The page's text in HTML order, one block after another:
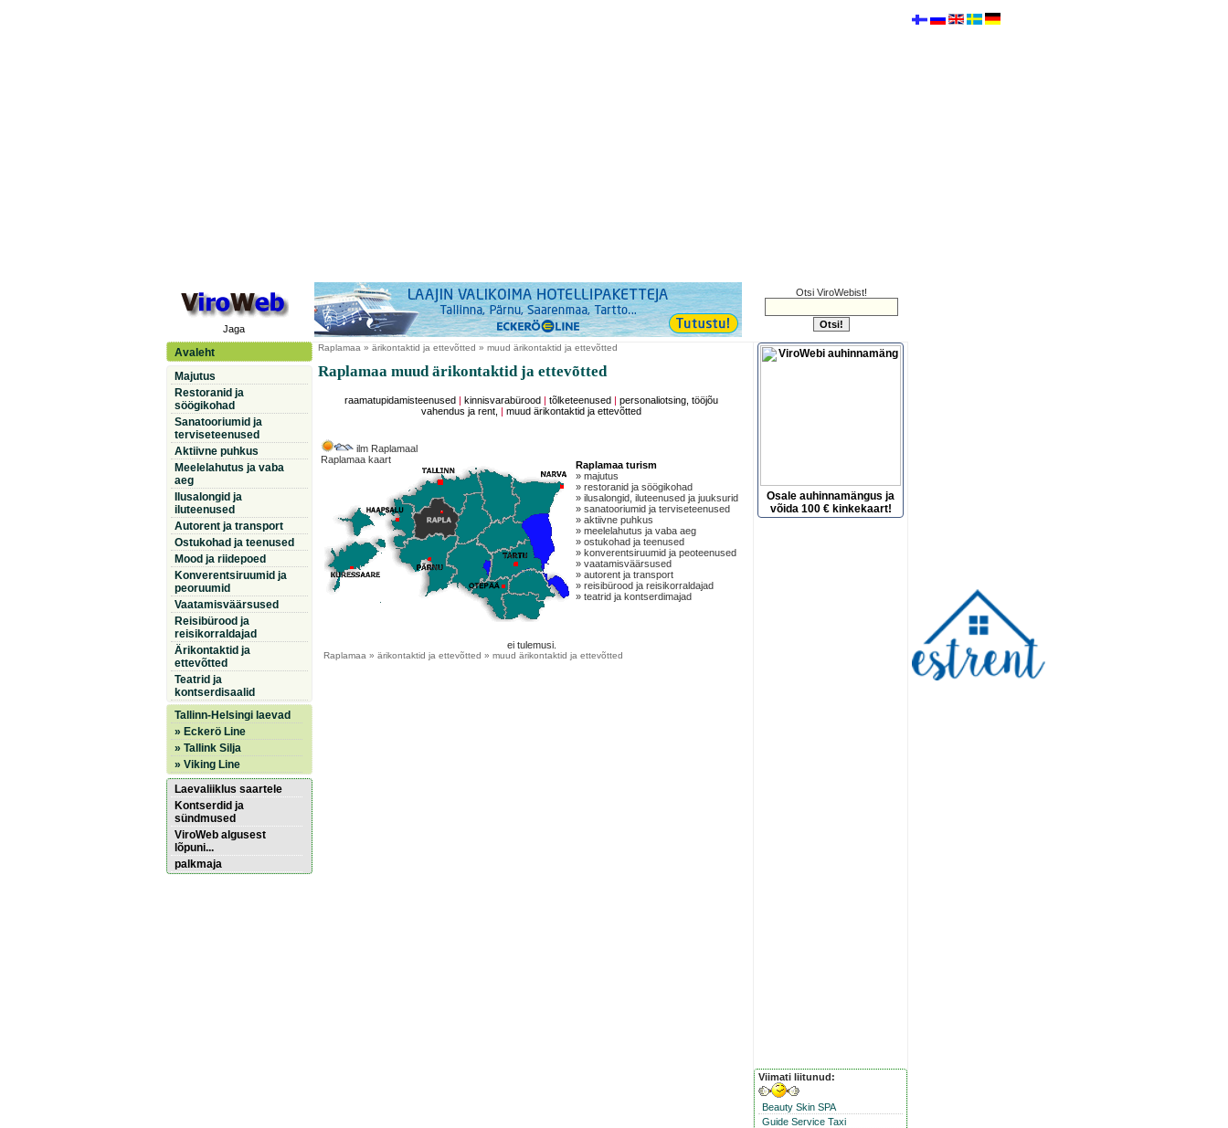
Jaga
Otsi ViroWebist!
Avaleht
Majutus
Restoranid ja
söögikohad
Sanatooriumid ja
terviseteenused
Aktiivne puhkus
Meelelahutus ja vaba
aeg
Ilusalongid ja
iluteenused
Autorent ja transport
Ostukohad ja teenused
Mood ja riidepoed
Konverentsiruumid ja
peoruumid
Vaatamisväärsused
Reisibürood ja
reisikorraldajad
Ärikontaktid ja
ettevõtted
Teatrid ja
kontserdisaalid
Tallinn-Helsingi laevad
» Eckerö Line
» Tallink Silja
» Viking Line
Laevaliiklus saartele
Kontserdid ja
sündmused
ViroWeb algusest
lõpuni...
palkmaja
Raplamaa » ärikontaktid ja ettevõtted » muud ärikontaktid ja ettevõtted
Raplamaa muud ärikontaktid ja ettevõtted
raamatupidamisteenused kinnisvarabürood |tõlketeenused |personaliotsing, tööjõu
vahendus ja rent,
|muud ärikontaktid ja ettevõtted
ilm Raplamaal
Raplamaa kaart
Raplamaa turism
» majutus
» restoranid ja söögikohad
» ilusalongid, iluteenused ja juuksurid
» sanatooriumid ja terviseteenused
» aktiivne puhkus
» meelelahutus ja vaba aeg
» ostukohad ja teenused
» konverentsiruumid ja peoteenused
» vaatamisväärsused
» autorent ja transport
» reisibürood ja reisikorraldajad
» teatrid ja kontserdimajad
ei tulemusi.
Raplamaa » ärikontaktid ja ettevõtted » muud ärikontaktid ja ettevõtted
Osale auhinnamängus ja
võida 100 € kinkekaart!
Viimati liitunud:
Beauty Skin SPA
Guide Service Taxi